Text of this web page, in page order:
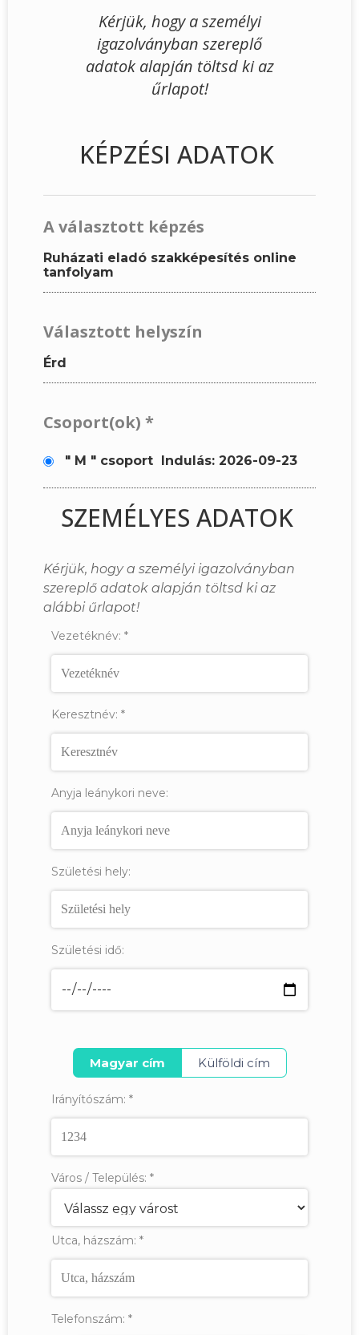
Kérjük, hogy a személyi
igazolványban szereplő
adatok alapján töltsd ki az
űrlapot!
KÉPZÉSI ADATOK
A választott képzés
Ruházati eladó szakképesítés online
tanfolyam
Választott helyszín
Érd
Csoport(ok) *
" M " csoport Indulás: 2026-09-23
SZEMÉLYES ADATOK
Kérjük, hogy a személyi igazolványban
szereplő adatok alapján töltsd ki az
alábbi űrlapot!
Vezetéknév: *
Keresztnév: *
Anyja leánykori neve:
Születési hely:
Születési idő:
Magyar cím Külföldi cím
Irányítószám: *
Város / Település: *
Utca, házszám: *
Telefonszám: *